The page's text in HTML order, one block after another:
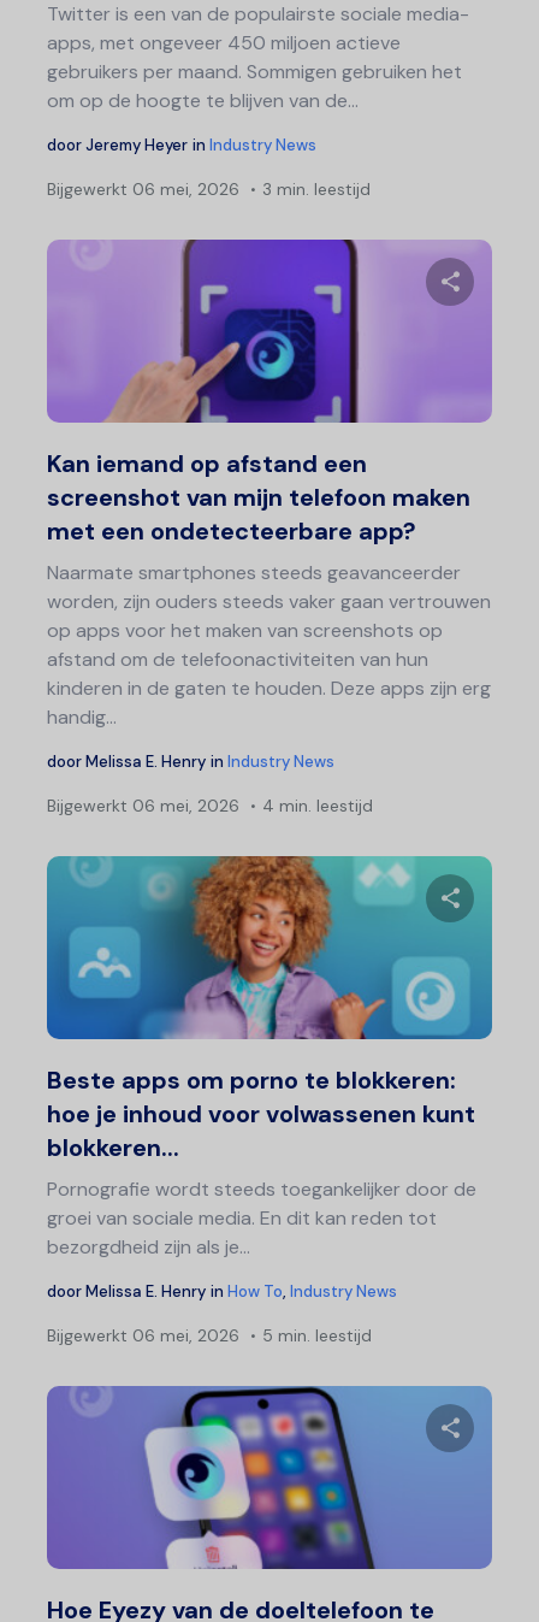
Twitter is een van de populairste sociale media-
apps, met ongeveer 450 miljoen actieve
gebruikers per maand. Sommigen gebruiken het
om op de hoogte te blijven van de...
doorJeremy Heyer in Industry News
Bijgewerkt 06 mei, 2026 3 min. leestijd
Kan iemand op afstand een
screenshot van mijn telefoon maken
met een ondetecteerbare app?
Naarmate smartphones steeds geavanceerder
worden, zijn ouders steeds vaker gaan vertrouwen
op apps voor het maken van screenshots op
afstand om de telefoonactiviteiten van hun
kinderen in de gaten te houden. Deze apps zijn erg
handig...
doorMelissa E. Henry in Industry News
Bijgewerkt 06 mei, 2026 4 min. leestijd
Beste apps om porno te blokkeren:
hoe je inhoud voor volwassenen kunt
blokkeren...
Pornografie wordt steeds toegankelijker door de
groei van sociale media. En dit kan reden tot
bezorgdheid zijn als je...
doorMelissa E. Henry in How To, Industry News
Bijgewerkt 06 mei, 2026 5 min. leestijd
Hoe Eyezy van de doeltelefoon te